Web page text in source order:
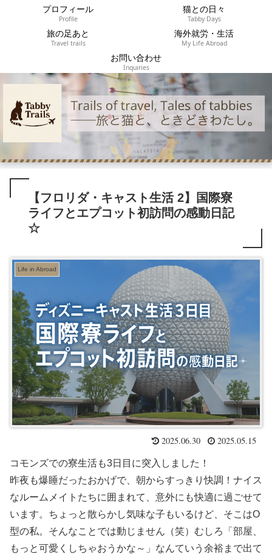
プロフィール
Profile
猫との日々
Tabby Days
旅の足あと
Travel trails
海外就労・生活
My Life Abroad
お問い合わせ
Inquiries
【フロリダ・キャスト生活 2】国際寮
ライフとエプコット初訪問の感動日記
☆
Life in Abroad
2025.06.30 2025.05.15
コモンズでの寮生活も3日目に突入しました！
昨夜も爆睡だったおかげで、朝からすっきり快調！ナイス
なルームメイトたちに囲まれて、意外にも快適に過ごせて
います。ちょっと散らかし気味な子もいるけど、そこはO
型の私。そんなことでは動じません（笑）むしろ「部屋、
もっと可愛くしちゃおうかな～」なんていう余裕まで出て